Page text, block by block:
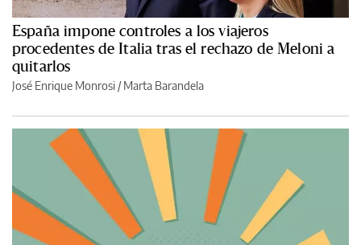
España impone controles a los viajeros
procedentes de Italia tras el rechazo de Meloni a
quitarlos
José Enrique Monrosi / Marta Barandela